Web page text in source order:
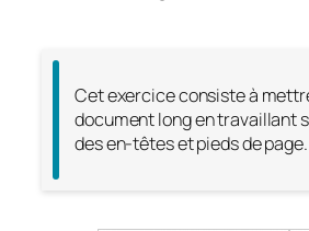
Cet exercice consiste à
document long en travaillant
des en-têtes et pieds de page.